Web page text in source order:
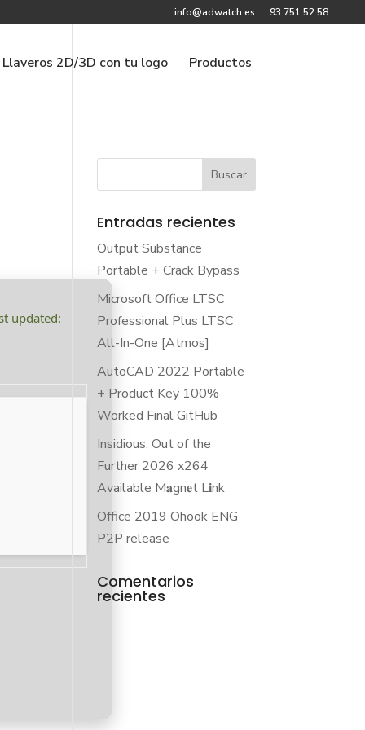
info@adwatch.es 93 751 52 58
Llaveros 2D/3D con tu logo Productos
updated:
Entradas recientes
Output Substance
Portable + Crack Bypass
Microsoft Office LTSC
Professional Plus LTSC
All-In-One [Atmos]
AutoCAD 2022 Portable
+ Product Key 100%
Worked Final GitHub
Insidious: Out of the
Further 2026 x264
Available M𝐚gn𝐞t L𝐢nk
Office 2019 Ohook ENG
P2P release
Comentarios
recientes